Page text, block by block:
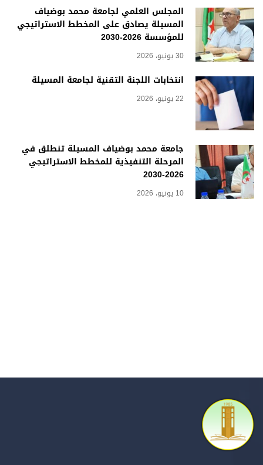
المجلس العلمي لجامعة محمد بوضياف
المسيلة يصادق على المخطط الاستراتيجي
للمؤسسة 2026-2030
30 يونيو، 2026
انتخابات اللجنة التقنية لجامعة المسيلة
22 يونيو، 2026
جامعة محمد بوضياف المسيلة تنطلق في
المرحلة التنفيذية للمخطط الاستراتيجي
2026-2030
10 يونيو، 2026